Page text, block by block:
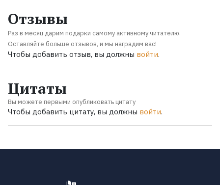
Отзывы
Раз в месяц дарим подарки самому активному читателю.
Оставляйте больше отзывов, и мы наградим вас!
Чтобы добавить отзыв, вы должны войти.
Цитаты
Вы можете первыми опубликовать цитату
Чтобы добавить цитату, вы должны войти.